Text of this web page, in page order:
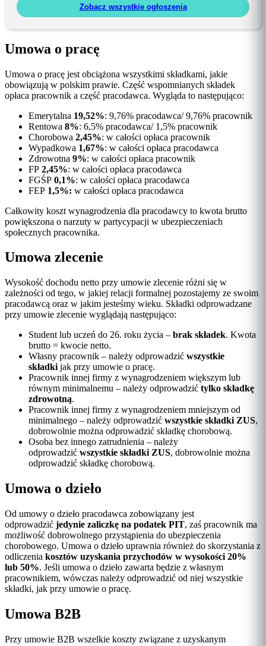
Zobacz wszystkie ogłoszenia
Umowa o pracę
Umowa o pracę jest obciążona wszystkimi składkami, jakie
obowiązują w polskim prawie. Część wspomnianych składek
opłaca pracownik a część pracodawca. Wygląda to następująco:
Emerytalna 19,52%: 9,76% pracodawca/ 9,76% pracownik
Rentowa 8%: 6,5% pracodawca/ 1,5% pracownik
Chorobowa 2,45%: w całości opłaca pracownik
Wypadkowa 1,67%: w całości opłaca pracodawca
Zdrowotna 9%: w całości opłaca pracownik
FP 2,45%: w całości opłaca pracodawca
FGŚP 0,1%: w całości opłaca pracodawca
FEP 1,5%: w całości opłaca pracodawca
Całkowity koszt wynagrodzenia dla pracodawcy to kwota brutto
powiększona o narzuty w partycypacji w ubezpieczeniach
społecznych pracownika.
Umowa zlecenie
Wysokość dochodu netto przy umowie zlecenie różni się w
zależności od tego, w jakiej relacji formalnej pozostajemy ze swoim
pracodawcą oraz w jakim jesteśmy wieku. Składki odprowadzane
przy umowie zlecenie wyglądają następująco:
Student lub uczeń do 26. roku życia – brak składek. Kwota
brutto = kwocie netto.
Własny pracownik – należy odprowadzić wszystkie
składki jak przy umowie o pracę.
Pracownik innej firmy z wynagrodzeniem większym lub
równym minimalnemu – należy odprowadzić tylko składkę
zdrowotną.
Pracownik innej firmy z wynagrodzeniem mniejszym od
minimalnego – należy odprowadzić wszystkie składki ZUS,
dobrowolnie można odprowadzić składkę chorobową.
Osoba bez innego zatrudnienia – należy
odprowadzić wszystkie składki ZUS, dobrowolnie można
odprowadzić składkę chorobową.
Umowa o dzieło
Od umowy o dzieło pracodawca zobowiązany jest
odprowadzić jedynie zaliczkę na podatek PIT, zaś pracownik ma
możliwość dobrowolnego przystąpienia do ubezpieczenia
chorobowego. Umowa o dzieło uprawnia również do skorzystania z
odliczenia kosztów uzyskania przychodów w wysokości 20%
lub 50%. Jeśli umowa o dzieło zawarta będzie z własnym
pracownikiem, wówczas należy odprowadzić od niej wszystkie
składki, jak przy umowie o pracę.
Umowa B2B
Przy umowie B2B wszelkie koszty związane z uzyskanym